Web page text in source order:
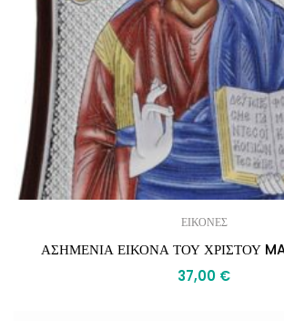
ΕΙΚΟΝΕΣ
ΑΣΗΜΕΝΙΑ ΕΙΚΟΝΑ ΤΟΥ ΧΡΙΣΤΟΥ
37,00 €